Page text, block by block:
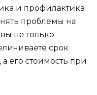
и профилактика
проблемы на
не только
срок
его стоимость при